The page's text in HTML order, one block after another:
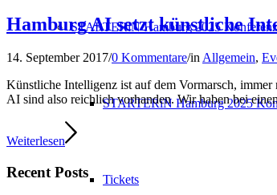
STARTERiN Hamburg 2025 Konferenz
STARTERiN Hamburg 2025
Tickets
Hamburg AI setzt künstliche
14. September 2017/0 Kommentare/inAllgemein,
Künstliche Intelligenz ist auf dem Vormarsch,
AI sind also reichlich vorhanden. Wir haben bei
Weiterlesen
Recent Posts